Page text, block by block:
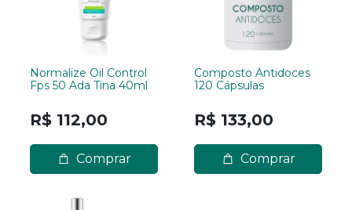
Normalize Oil Control
Fps 50 Ada Tina 40ml
R$ 112,00
Comprar
Composto Antidoces
120 Cápsulas
R$ 133,00
Comprar